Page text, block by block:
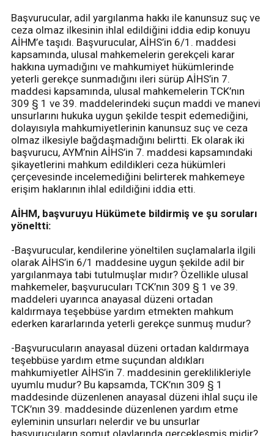
Başvurucular, adil yargılanma hakkı ile kanunsuz suç ve
ceza olmaz ilkesinin ihlal edildiğini iddia edip konuyu
AİHM’e taşıdı. Başvurucular, AİHS’in 6/1. maddesi
kapsamında, ulusal mahkemelerin gerekçeli karar
hakkına uymadığını ve mahkumiyet hükümlerinde
yeterli gerekçe sunmadığını ileri sürüp AİHS’in 7.
maddesi kapsamında, ulusal mahkemelerin TCK’nın
309 § 1 ve 39. maddelerindeki suçun maddi ve manevi
unsurlarını hukuka uygun şekilde tespit edemediğini,
dolayısıyla mahkumiyetlerinin kanunsuz suç ve ceza
olmaz ilkesiyle bağdaşmadığını belirtti. Ek olarak iki
başvurucu, AYM’nin AİHS’in 7. maddesi kapsamındaki
şikayetlerini mahkum edildikleri ceza hükümleri
çerçevesinde incelemediğini belirterek mahkemeye
erişim haklarının ihlal edildiğini iddia etti.
AİHM, başvuruyu Hükümete bildirmiş ve şu soruları
yöneltti:
-Başvurucular, kendilerine yöneltilen suçlamalarla ilgili
olarak AİHS’in 6/1 maddesine uygun şekilde adil bir
yargılanmaya tabi tutulmuşlar mıdır? Özellikle ulusal
mahkemeler, başvurucuları TCK’nın 309 § 1 ve 39.
maddeleri uyarınca anayasal düzeni ortadan
kaldırmaya teşebbüse yardım etmekten mahkum
ederken kararlarında yeterli gerekçe sunmuş mudur?
-Başvurucuların anayasal düzeni ortadan kaldırmaya
teşebbüse yardım etme suçundan aldıkları
mahkumiyetler AİHS’in 7. maddesinin gereklilikleriyle
uyumlu mudur? Bu kapsamda, TCK’nın 309 § 1
maddesinde düzenlenen anayasal düzeni ihlal suçu ile
TCK’nın 39. maddesinde düzenlenen yardım etme
eyleminin unsurları nelerdir ve bu unsurlar
başvurucuların somut olaylarında gerçekleşmiş midir?